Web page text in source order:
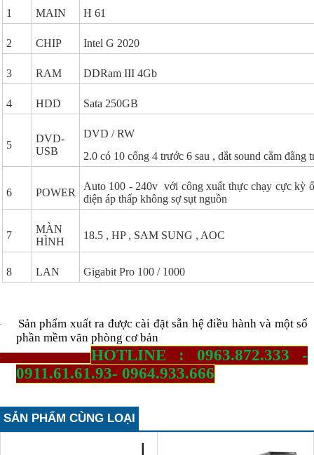
1 MAIN H 61
2 CHIP Intel G 2020
3 RAM DDRam III 4Gb
4 HDD Sata 250GB
5
DVD-
USB
DVD / RW
2.0 có 10 cổng 4 trước 6 sau , dắt sound cắm đằng
6 POWER
Auto 100 - 240v với công xuất thực chạy cực kỳ
điện áp thấp không sợ sụt nguồn
7
MÀN
HÌNH
18.5 , HP , SAM SUNG , AOC
8 LAN Gigabit Pro 100 / 1000
·
Sản phẩm xuất ra được cài đặt sẵn hệ điều hành và một số
phần mềm văn phòng cơ bản
·
HOTLINE : 0963.872.333 -
0911.61.61.93- 0964.933.666
SẢN PHẨM CÙNG LOẠI